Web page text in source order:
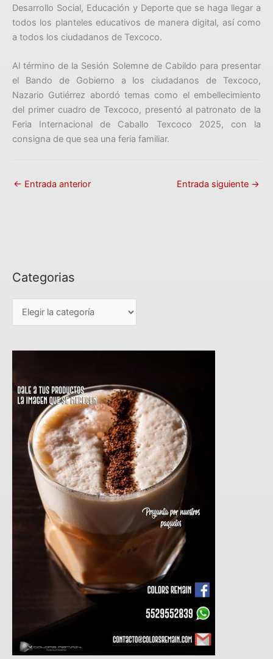
Desarrollo Social, Educación y Deporte que se haga llegar a
todos los planteles educativos de manera digital, así como
a todos los ciudadanos de Texcoco.
Al término de la Sesión Solemne de Cabildo para presentar
el Bando de Gobierno a los ciudadanos de Texcoco,
Nazario Gutiérrez abordó temas como el embellecimiento
del primer cuadro de Texcoco, presentó al patronato de la
Feria Internacional de Caballo Texcoco 2025, con la
consigna de que sea una feria familiar.
← Entrada anterior Entrada siguiente →
Categorias
C
r